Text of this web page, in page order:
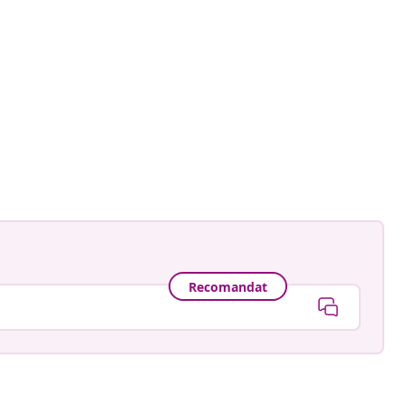
Recomandat